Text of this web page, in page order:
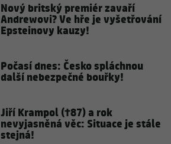
Nový britský premiér zavaří
Andrewovi? Ve hře je vyšetřování
Epsteinovy kauzy!
Počasí dnes: Česko spláchnou
další nebezpečné bouřky!
Jiří Krampol (†87) a rok
nevyjasněná věc: Situace je stále
stejná!